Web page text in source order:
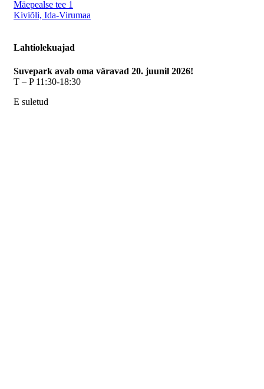
Mäepealse tee 1
Kiviõli, Ida-Virumaa
Lahtiolekuajad
Suvepark avab oma väravad 20. juunil 2026!
T – P 11:30-18:30
E suletud